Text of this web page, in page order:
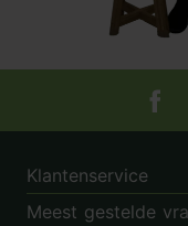
Klantenservice
Meest gestelde